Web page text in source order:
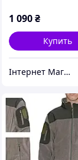
1 090₴
Купить
Інтернет Магазин "Tano"